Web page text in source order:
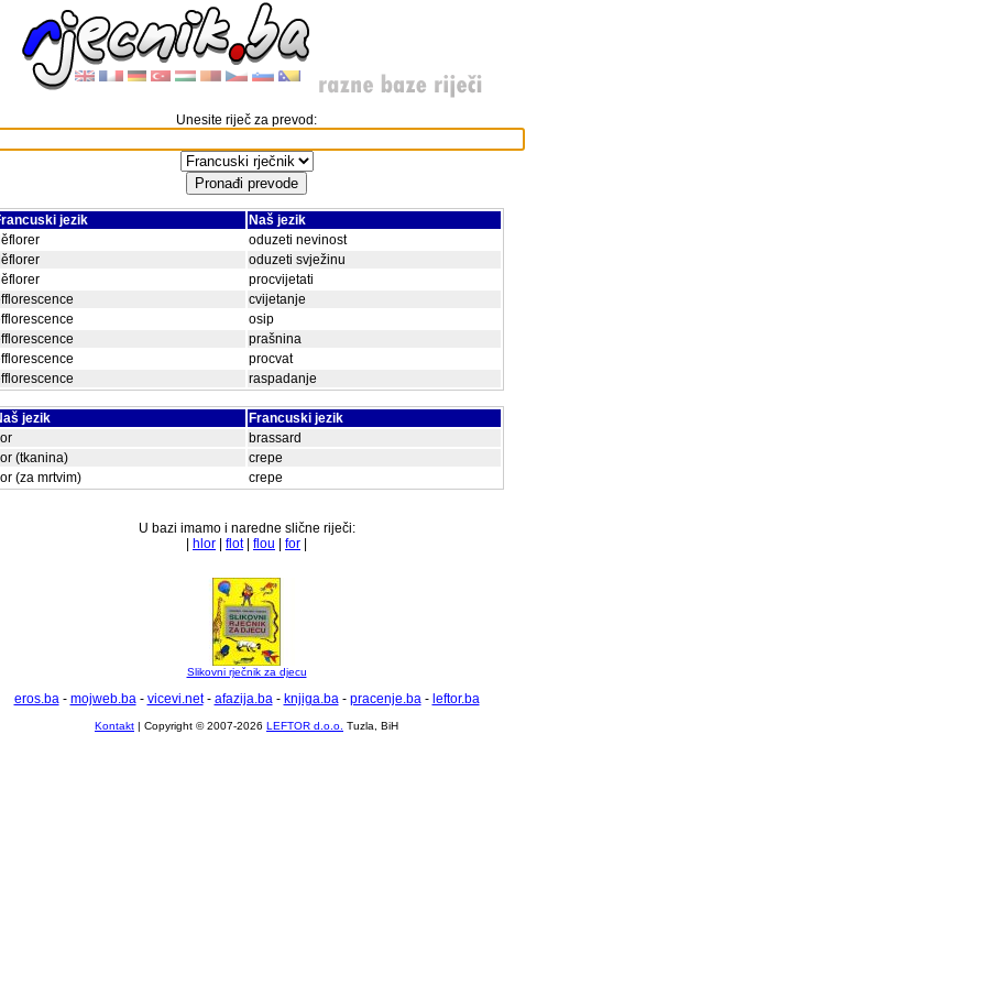
Unesite riječ za prevod:
jezik
Naš jezik
oduzeti nevinost
oduzeti svježinu
procvijetati
cvijetanje
osip
prašnina
procvat
raspadanje
jezik
Francuski jezik
brassard
(tkanina)
crepe
(za mrtvim)
crepe
U bazi imamo i naredne slične riječi:
hlor flot| flou for
Slikovni rječnik za djecu
eros.ba- mojweb.ba- vicevi.net- afazija.ba- knjiga.ba- pracenje.ba- leftor.ba
Kontakt | Copyright © 2007-2026 LEFTOR d.o.o. Tuzla, BiH